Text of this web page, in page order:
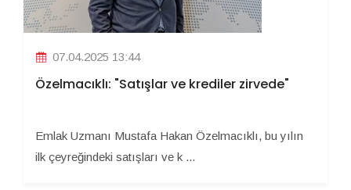
07.04.2025 13:44
Özelmacıklı: "Satışlar ve krediler zirvede"
Emlak Uzmanı Mustafa Hakan Özelmacıklı, bu yılın
ilk çeyreğindeki satışları ve k ...